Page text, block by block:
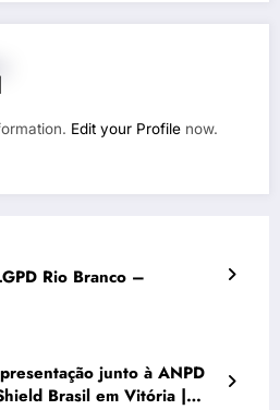
Edit your Profile now.
Rio Branco –
junto à ANPD
Brasil em Vitória |